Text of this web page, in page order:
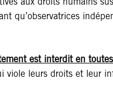
qu’observatrices
est interdit en
leurs droits et leur